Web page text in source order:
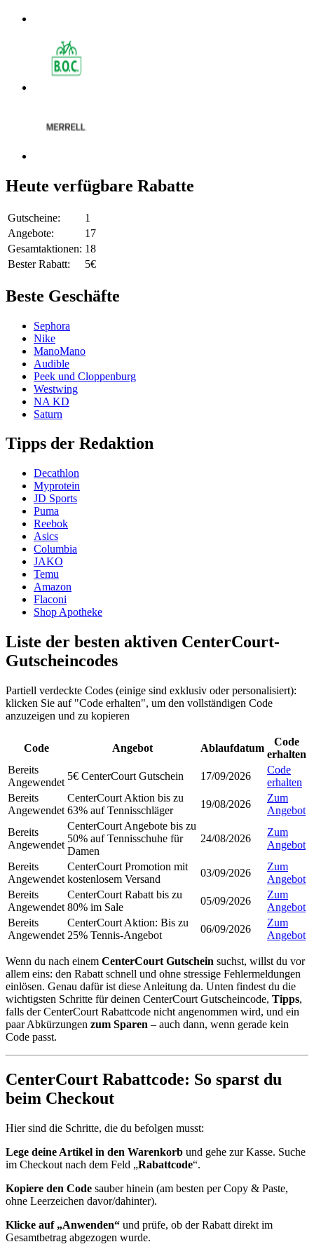
Heute verfügbare Rabatte
Gutscheine:
1
Angebote:
17
Gesamtaktionen: 18
Bester Rabatt:
5€
Beste Geschäfte
Sephora
Nike
ManoMano
Audible
Peek und Cloppenburg
Westwing
NA KD
Saturn
Tipps der Redaktion
Decathlon
Myprotein
JD Sports
Puma
Reebok
Asics
Columbia
JAKO
Temu
Amazon
Flaconi
Shop Apotheke
Liste der besten aktiven CenterCourt-
Gutscheincodes
Partiell verdeckte Codes (einige sind exklusiv oder personalisiert):
klicken Sie auf "Code erhalten", um den vollständigen Code
anzuzeigen und zu kopieren
Code Angebot Ablaufdatum
Code
erhalten
Bereits
Angewendet
5€ CenterCourt Gutschein 17/09/2026
Code
erhalten
Bereits
Angewendet
CenterCourt Aktion bis zu
63% auf Tennisschläger
19/08/2026
Zum
Angebot
Bereits
Angewendet
CenterCourt Angebote bis zu
50% auf Tennisschuhe für
Damen
24/08/2026
Zum
Angebot
Bereits
Angewendet
CenterCourt Promotion mit
kostenlosem Versand
03/09/2026
Zum
Angebot
Bereits
Angewendet
CenterCourt Rabatt bis zu
80% im Sale
05/09/2026
Zum
Angebot
Bereits
Angewendet
CenterCourt Aktion: Bis zu
25% Tennis-Angebot
06/09/2026
Zum
Angebot
Wenn du nach einem CenterCourt Gutschein suchst, willst du vor
allem eins: den Rabatt schnell und ohne stressige Fehlermeldungen
einlösen. Genau dafür ist diese Anleitung da. Unten findest du die
wichtigsten Schritte für deinen CenterCourt Gutscheincode, Tipps,
falls der CenterCourt Rabattcode nicht angenommen wird, und ein
paar Abkürzungen zum Sparen – auch dann, wenn gerade kein
Code passt.
CenterCourt Rabattcode: So sparst du
beim Checkout
Hier sind die Schritte, die du befolgen musst:
Lege deine Artikel in den Warenkorb und gehe zur Kasse. Suche
im Checkout nach dem Feld „Rabattcode“.
Kopiere den Code sauber hinein (am besten per Copy & Paste,
ohne Leerzeichen davor/dahinter).
Klicke auf „Anwenden“ und prüfe, ob der Rabatt direkt im
Gesamtbetrag abgezogen wurde.